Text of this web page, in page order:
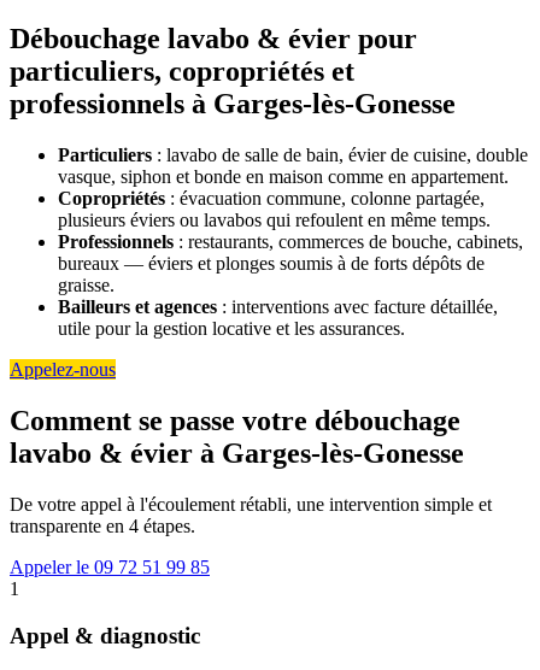
Débouchage lavabo & évier pour
particuliers, copropriétés et
professionnels à Garges-lès-Gonesse
Particuliers : lavabo de salle de bain, évier de cuisine, double
vasque, siphon et bonde en maison comme en appartement.
Copropriétés : évacuation commune, colonne partagée,
plusieurs éviers ou lavabos qui refoulent en même temps.
Professionnels : restaurants, commerces de bouche, cabinets,
bureaux — éviers et plonges soumis à de forts dépôts de
graisse.
Bailleurs et agences : interventions avec facture détaillée,
utile pour la gestion locative et les assurances.
Appelez-nous
Comment se passe votre débouchage
lavabo & évier à Garges-lès-Gonesse
De votre appel à l'écoulement rétabli, une intervention simple et
transparente en 4 étapes.
Appeler le 09 72 51 99 85
1
Appel & diagnostic